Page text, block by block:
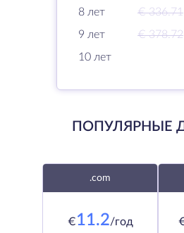
8 лет
€ 336.71
9 лет
€ 378.72
10 лет
ПОПУЛЯРНЫЕ
.com
€11.2/год